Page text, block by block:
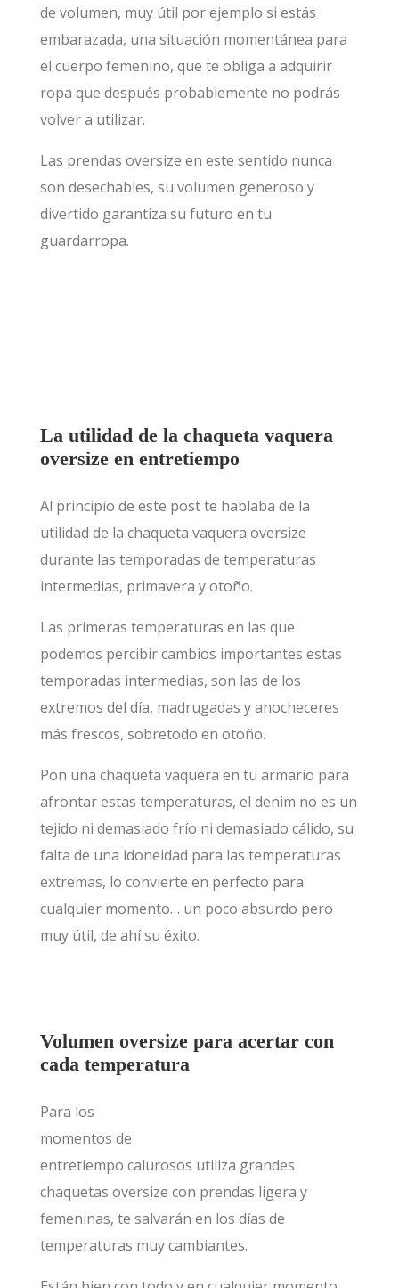
de volumen, muy útil por ejemplo si estás
embarazada, una situación momentánea para
el cuerpo femenino, que te obliga a adquirir
ropa que después probablemente no podrás
volver a utilizar.
Las prendas oversize en este sentido nunca
son desechables, su volumen generoso y
divertido garantiza su futuro en tu
guardarropa.
La utilidad de la chaqueta vaquera
oversize en entretiempo
Al principio de este post te hablaba de la
utilidad de la chaqueta vaquera oversize
durante las temporadas de temperaturas
intermedias, primavera y otoño.
Las primeras temperaturas en las que
podemos percibir cambios importantes estas
temporadas intermedias, son las de los
extremos del día, madrugadas y anocheceres
más frescos, sobretodo en otoño.
Pon una chaqueta vaquera en tu armario para
afrontar estas temperaturas, el denim no es un
tejido ni demasiado frío ni demasiado cálido, su
falta de una idoneidad para las temperaturas
extremas, lo convierte en perfecto para
cualquier momento… un poco absurdo pero
muy útil, de ahí su éxito.
Volumen oversize para acertar con
cada temperatura
Para los
momentos de
entretiempo calurosos utiliza grandes
chaquetas oversize con prendas ligera y
femeninas, te salvarán en los días de
temperaturas muy cambiantes.